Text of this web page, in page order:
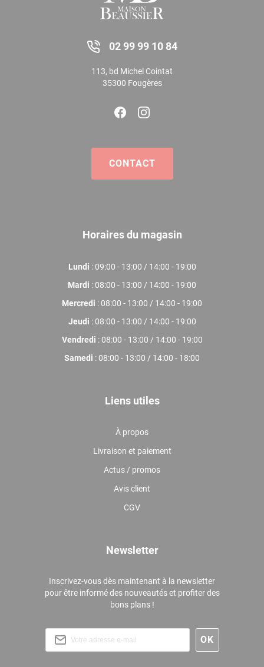
02 99 99 10 84
113, bd Michel Cointat
35300 Fougères
CONTACT
Horaires du magasin
Lundi : 09:00 - 13:00 / 14:00 - 19:00
Mardi : 08:00 - 13:00 / 14:00 - 19:00
Mercredi : 08:00 - 13:00 / 14:00 - 19:00
Jeudi : 08:00 - 13:00 / 14:00 - 19:00
Vendredi : 08:00 - 13:00 / 14:00 - 19:00
Samedi : 08:00 - 13:00 / 14:00 - 18:00
Liens utiles
À propos
Livraison et paiement
Actus / promos
Avis client
CGV
Newsletter
Inscrivez-vous dès maintenant à la newsletter
pour être informé des nouveautés et profiter des
bons plans !